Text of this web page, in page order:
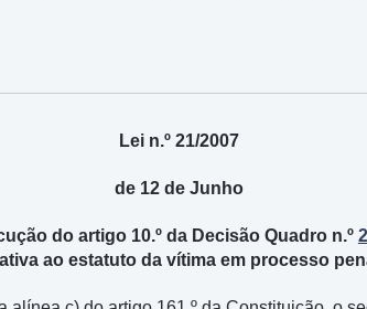
Lei n.º 21/2007
de 12 de Junho
do artigo 10.º da Decisão Quadro n.º
ao estatuto da vítima em processo